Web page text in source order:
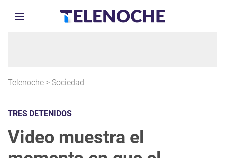
Telenoche > Sociedad
TRES DETENIDOS
Video muestra el